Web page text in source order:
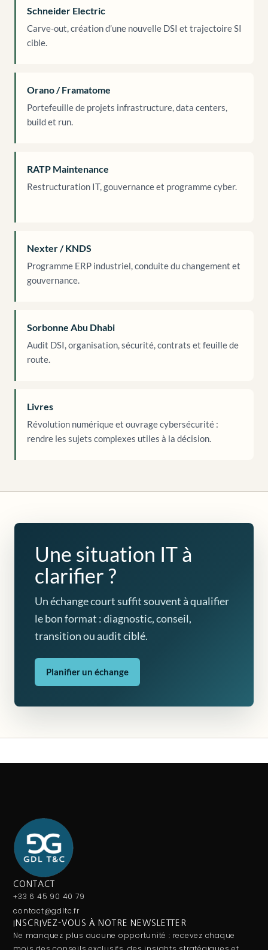
Schneider Electric
Carve-out, création d’une nouvelle DSI et trajectoire SI
cible.
Orano / Framatome
Portefeuille de projets infrastructure, data centers,
build et run.
RATP Maintenance
Restructuration IT, gouvernance et programme cyber.
Nexter / KNDS
Programme ERP industriel, conduite du changement et
gouvernance.
Sorbonne Abu Dhabi
Audit DSI, organisation, sécurité, contrats et feuille de
route.
Livres
Révolution numérique et ouvrage cybersécurité :
rendre les sujets complexes utiles à la décision.
Une situation IT à
clarifier ?
Un échange court suffit souvent à qualifier
le bon format : diagnostic, conseil,
transition ou audit ciblé.
Planifier un échange
CONTACT
+33 6 45 90 40 79
contact@gdltc.fr
INSCRIVEZ-VOUS À NOTRE NEWSLETTER
Ne manquez plus aucune opportunité : recevez chaque